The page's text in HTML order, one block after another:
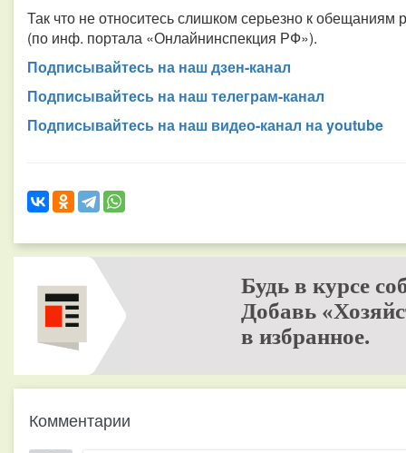
Так что не относитесь слишком серьезно к обещаниям
(по инф. портала «Онлайнинспекция РФ»).
Подписывайтесь на наш дзен-канал
Подписывайтесь на наш телеграм-канал
Подписывайтесь на наш видео-канал на youtube
Будь в курсе
Добавь
в избранное.
Комментарии